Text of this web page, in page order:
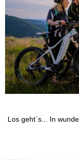
Los geht`s... In